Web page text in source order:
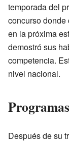
temporada del
concurso
en la próxima
demostró sus
competencia.
nivel nacional.
Después de su